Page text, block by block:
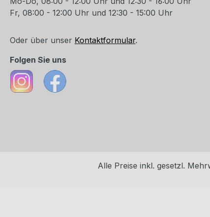
Fr, 08:00 - 12:00 Uhr und 12:30 - 15:00 Uhr
Oder über unser Kontaktformular.
Folgen Sie uns
Alle Preise inkl. gesetzl.